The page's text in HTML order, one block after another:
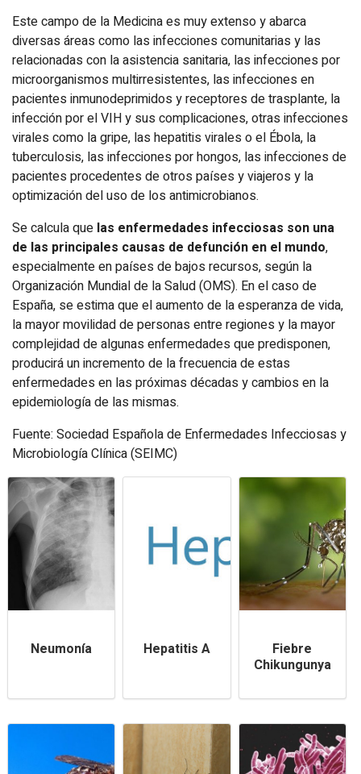
Este campo de la Medicina es muy extenso y abarca
diversas áreas como las infecciones comunitarias y las
relacionadas con la asistencia sanitaria, las infecciones por
microorganismos multirresistentes, las infecciones en
pacientes inmunodeprimidos y receptores de trasplante, la
infección por el VIH y sus complicaciones, otras infecciones
virales como la gripe, las hepatitis virales o el Ébola, la
tuberculosis, las infecciones por hongos, las infecciones de
pacientes procedentes de otros países y viajeros y la
optimización del uso de los antimicrobianos.
Se calcula que las enfermedades infecciosas son una
de las principales causas de defunción en el mundo,
especialmente en países de bajos recursos, según la
Organización Mundial de la Salud (OMS). En el caso de
España, se estima que el aumento de la esperanza de vida,
la mayor movilidad de personas entre regiones y la mayor
complejidad de algunas enfermedades que predisponen,
producirá un incremento de la frecuencia de estas
enfermedades en las próximas décadas y cambios en la
epidemiología de las mismas.
Fuente: Sociedad Española de Enfermedades Infecciosas y
Microbiología Clínica (SEIMC)
Neumonía Hepatitis A
Fiebre
Chikungunya